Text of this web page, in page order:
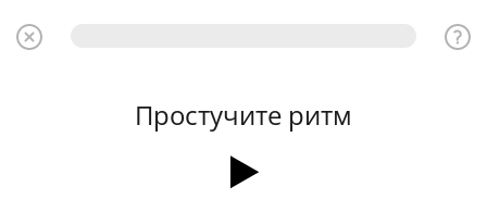
Простучите ритм